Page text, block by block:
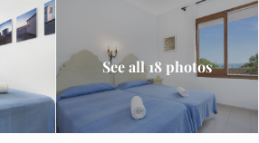
See all 18 photos